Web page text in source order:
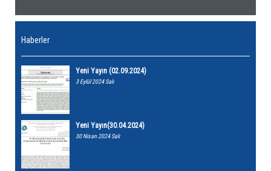
Haberler
Yeni Yayın (02.09.2024)
3 Eylül 2024 Salı
Yeni Yayın(30.04.2024)
30 Nisan 2024 Salı